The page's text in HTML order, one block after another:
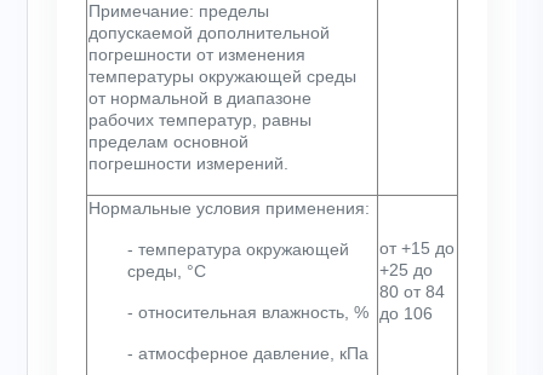
Примечание: пределы
допускаемой дополнительной
погрешности от изменения
температуры окружающей среды
от нормальной в диапазоне
рабочих температур, равны
пределам основной
погрешности измерений.
Нормальные условия применения:
- температура окружающей
среды, °С
- относительная влажность, %
- атмосферное давление, кПа
от +15 до
+25 до
80 от 84
до 106